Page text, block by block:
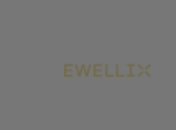
in neuem Tab)